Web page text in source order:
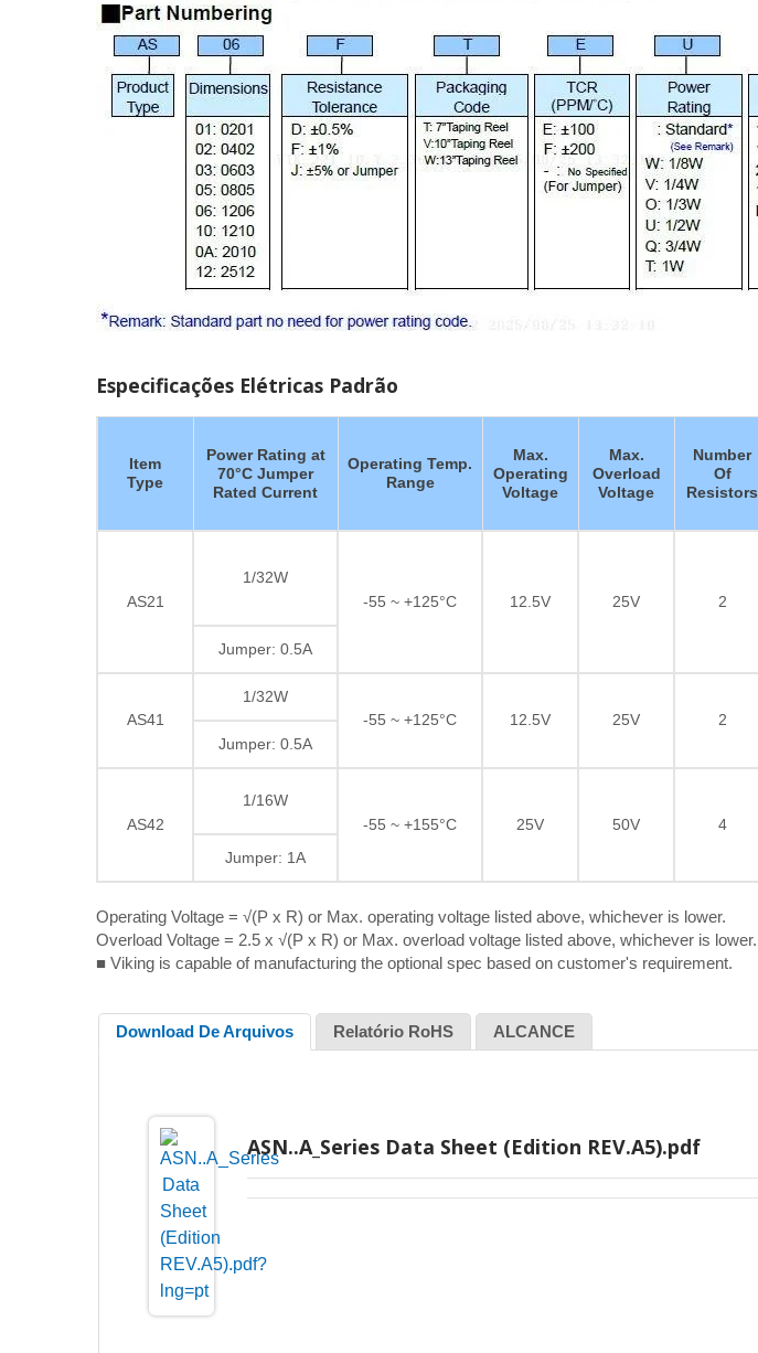
Especificações Elétricas Padrão
Item
Type
Power Rating at
70°C Jumper
Rated Current
Operating Temp.
Range
Max.
Operating
Voltage
Max.
Overload
Voltage
Number
Of
Resistors
AS21
1/32W
-55 ~ +125°C
12.5V 25V 2
Jumper: 0.5A
AS41
1/32W
-55 ~ +125°C
12.5V 25V 2
Jumper: 0.5A
AS42
1/16W
-55 ~ +155°C
25V 50V 4
Jumper: 1A
Operating Voltage = √(P x R) or Max. operating voltage listed above, whichever is lower.
Overload Voltage = 2.5 x √(P x R) or Max. overload voltage listed above, whichever is lower.
■ Viking is capable of manufacturing the optional spec based on customer's requirement.
Download De Arquivos Relatório RoHS ALCANCE
ASN..A_Series Data Sheet (Edition REV.A5).pdf